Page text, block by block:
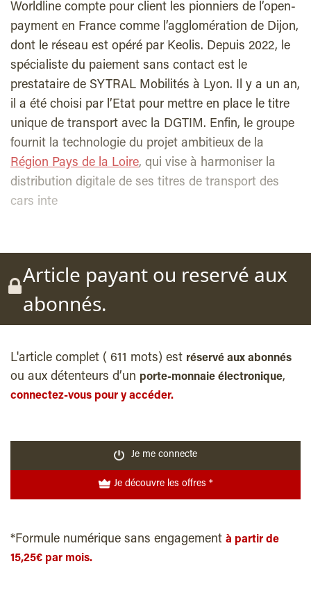
Worldline compte pour client les pionniers de l’open-
payment en France comme l’agglomération de Dijon,
dont le réseau est opéré par Keolis. Depuis 2022, le
spécialiste du paiement sans contact est le
prestataire de SYTRAL Mobilités à Lyon. Il y a un an,
il a été choisi par l’Etat pour mettre en place le titre
unique de transport avec la DGTIM. Enfin, le groupe
fournit la technologie du projet ambitieux de la
Région Pays de la Loire, qui vise à harmoniser la
distribution digitale de ses titres de transport des
cars inte
Article payant ou reservé aux
abonnés.
L'article complet ( 611 mots) est réservé aux abonnés
ou aux détenteurs d’un porte-monnaie électronique,
connectez-vous pour y accéder.
Je me connecte
Je découvre les offres *
*Formule numérique sans engagement à partir de
15,25€ par mois.